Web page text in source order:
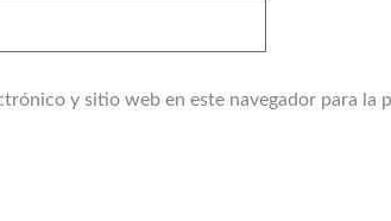
y sitio web en este navegador para la